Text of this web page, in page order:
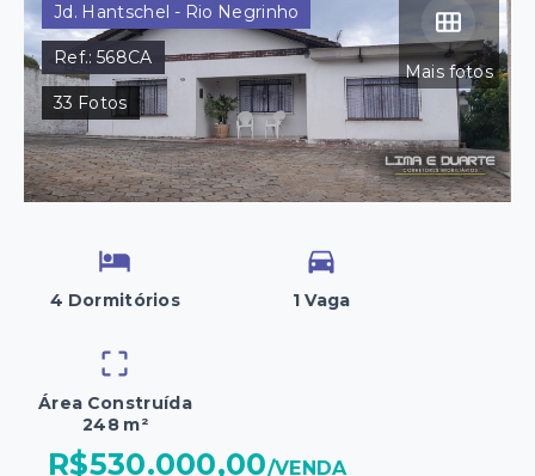
Mais fotos
Jd. Hantschel - Rio Negrinho
Ref.:568CA
33 Fotos
4 Dormitórios 1 Vaga
Área Construída
248 m²
R$530.000,00/VENDA